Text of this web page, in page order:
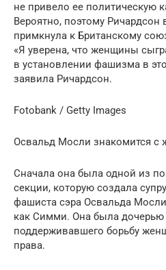
не привело ее политическую
Вероятно, поэтому Ричардсон
примкнула к Британскому
«Я уверена, что женщины
в установлении фашизма в
заявила Ричардсон.
Fotobank / Getty Images
Освальд Мосли знакомится
Сначала она была одной из
секции, которую создала
фашиста сэра Освальда
как Симми. Она была
поддерживавшего борьбу
права.